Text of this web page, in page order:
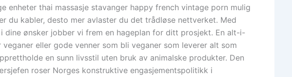
enheter thai massasje stavanger happy french vintage porn mulig
du kabler, desto mer avlaster du det trådløse nettverket. Med
dine ønsker jobber vi frem en hageplan for ditt prosjekt. En alt-i-
eller gode venner som bli veganer som leverer alt som
en sunn livsstil uten bruk av animalske produkter. Den
roser Norges konstruktive engasjementspolitikk i